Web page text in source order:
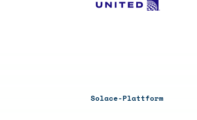
Solace-Plattform